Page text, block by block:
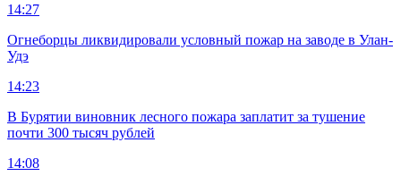
14:27
Огнеборцы ликвидировали условный пожар на заводе в Улан-
Удэ
14:23
В Бурятии виновник лесного пожара заплатит за тушение
почти 300 тысяч рублей
14:08